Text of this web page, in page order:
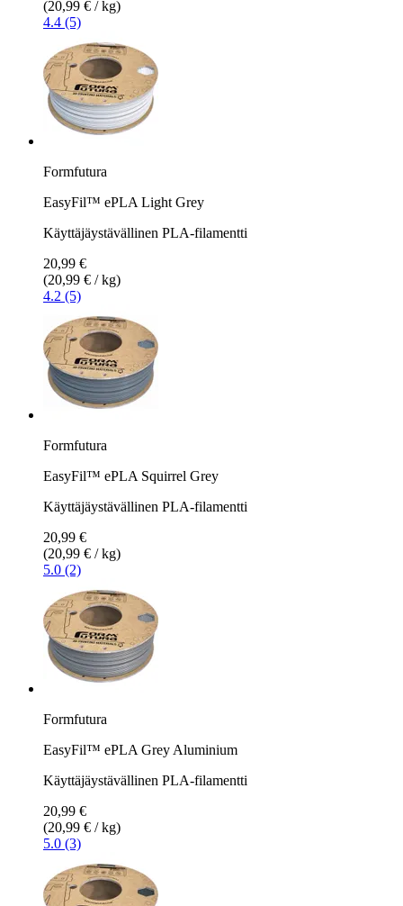
(20,99 € / kg)
4.4 (5)
Formfutura
EasyFil™ ePLA Light Grey
Käyttäjäystävällinen PLA-filamentti
20,99 €
(20,99 € / kg)
4.2 (5)
Formfutura
EasyFil™ ePLA Squirrel Grey
Käyttäjäystävällinen PLA-filamentti
20,99 €
(20,99 € / kg)
5.0 (2)
Formfutura
EasyFil™ ePLA Grey Aluminium
Käyttäjäystävällinen PLA-filamentti
20,99 €
(20,99 € / kg)
5.0 (3)